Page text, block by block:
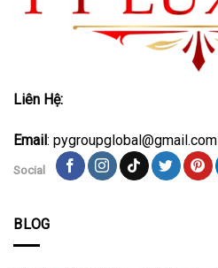
Liên Hệ:
Email: pygroupglobal@gmail.com
Social
BLOG